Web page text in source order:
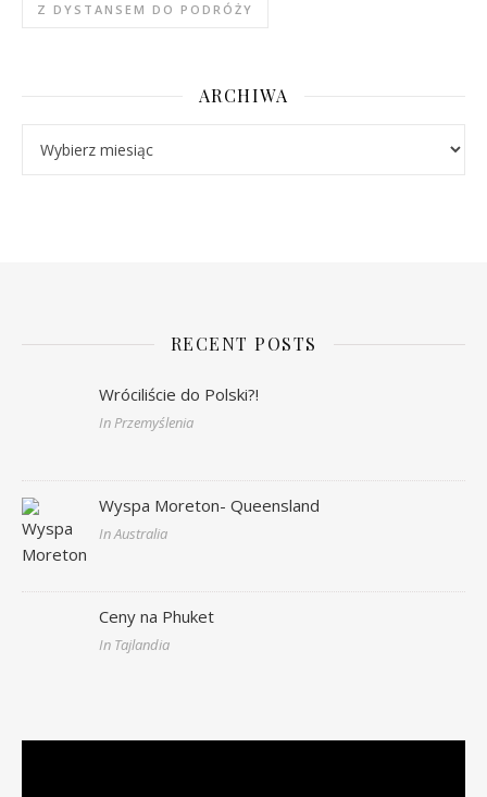
Z DYSTANSEM DO PODRÓŻY
ARCHIWA
RECENT POSTS
Wróciliście do Polski?!
In Przemyślenia
Wyspa Moreton- Queensland
In Australia
Ceny na Phuket
In Tajlandia